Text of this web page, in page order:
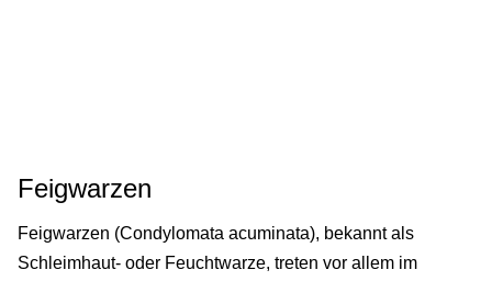
Feigwarzen
Feigwarzen (Condylomata acuminata), bekannt als
Schleimhaut- oder Feuchtwarze, treten vor allem im